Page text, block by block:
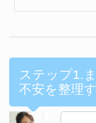
ステップ1.
不安を整理